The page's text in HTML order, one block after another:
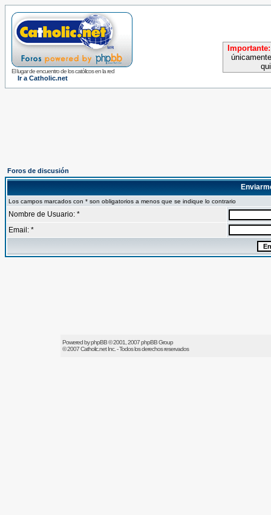
El lugar de encuentro de los católicos en la red
Ir a Catholic.net
Importante:
Foros de discusión
Los campos marcados con * son obligatorios a menos que se indique lo contrario
Nombre de Usuario: *
Email: *
Powered byphpBB© 2001, 2007 phpBB Group
© 2007Catholic.netInc. - Todos los derechos reservados